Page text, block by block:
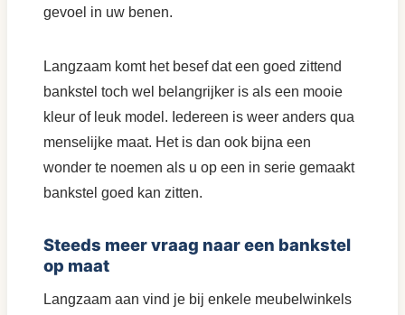
gevoel in uw benen.
Langzaam komt het besef dat een goed zittend
bankstel toch wel belangrijker is als een mooie
kleur of leuk model. Iedereen is weer anders qua
menselijke maat. Het is dan ook bijna een
wonder te noemen als u op een in serie gemaakt
bankstel goed kan zitten.
Steeds meer vraag naar een bankstel
op maat
Langzaam aan vind je bij enkele meubelwinkels